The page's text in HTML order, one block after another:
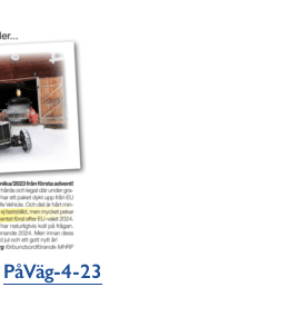
PåVäg-4-23